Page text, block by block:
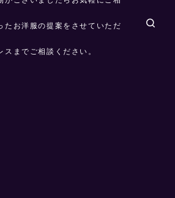
たお洋服の提案をさせていただ
までご相談ください。